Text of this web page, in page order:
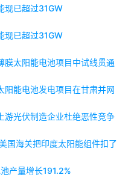
现已超过31GW
现已超过31GW
膜太阳能电池项目中试线贯通
阳能电池发电项目在甘肃并网
游光伏制造企业杜绝恶性竞争
国海关把印度太阳能组件扣了
产量增长191.2%